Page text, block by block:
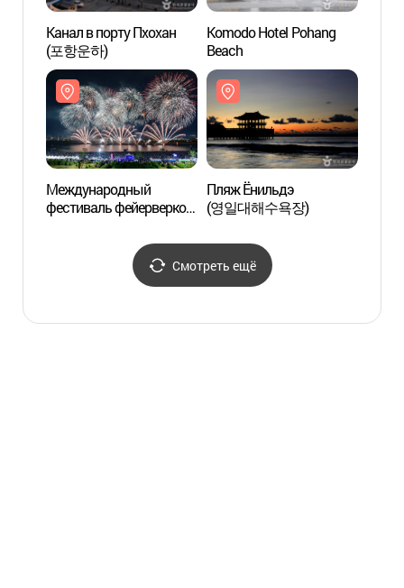
Канал в порту Пхохан
(포항운하)
Komodo Hotel Pohang
Beach
Международный
фестиваль фейерверков
(포항국제불빛축제)
Пляж Ёнильдэ
(영일대해수욕장)
Смотреть ещё